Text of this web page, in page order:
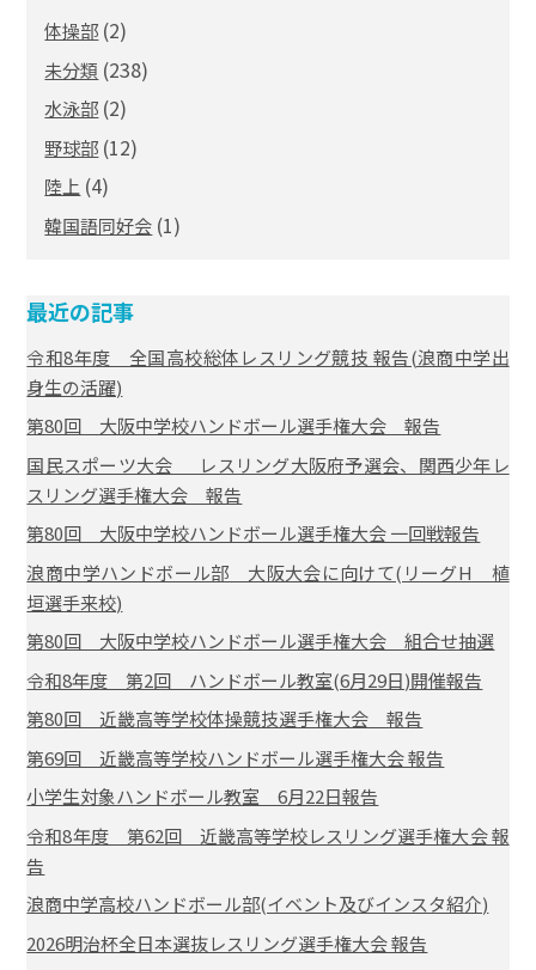
体操部 (2)
未分類 (238)
水泳部 (2)
野球部 (12)
陸上 (4)
韓国語同好会 (1)
最近の記事
令和8年度 全国高校総体レスリング競技 報告(浪商中学出
身生の活躍)
第80回 大阪中学校ハンドボール選手権大会 報告
国民スポーツ大会 レスリング大阪府予選会、関西少年レ
スリング選手権大会 報告
第80回 大阪中学校ハンドボール選手権大会 一回戦報告
浪商中学ハンドボール部 大阪大会に向けて(リーグH 植
垣選手来校)
第80回 大阪中学校ハンドボール選手権大会 組合せ抽選
令和8年度 第2回 ハンドボール教室(6月29日)開催報告
第80回 近畿高等学校体操競技選手権大会 報告
第69回 近畿高等学校ハンドボール選手権大会 報告
小学生対象ハンドボール教室 6月22日報告
令和8年度 第62回 近畿高等学校レスリング選手権大会 報
告
浪商中学高校ハンドボール部(イベント及びインスタ紹介)
2026明治杯全日本選抜レスリング選手権大会 報告